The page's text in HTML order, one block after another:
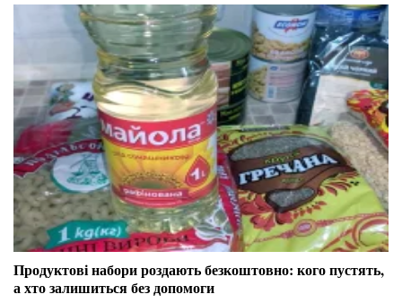
Продуктові набори роздають безкоштовно: кого пустять,
а хто залишиться без допомоги